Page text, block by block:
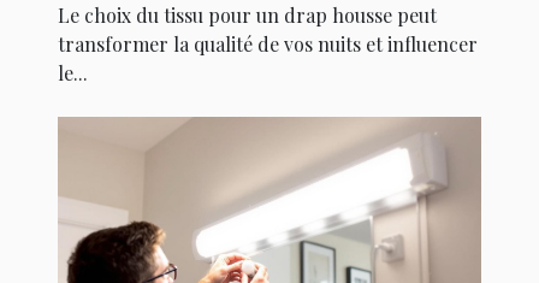
Le choix du tissu pour un drap housse peut
transformer la qualité de vos nuits et influencer
le...